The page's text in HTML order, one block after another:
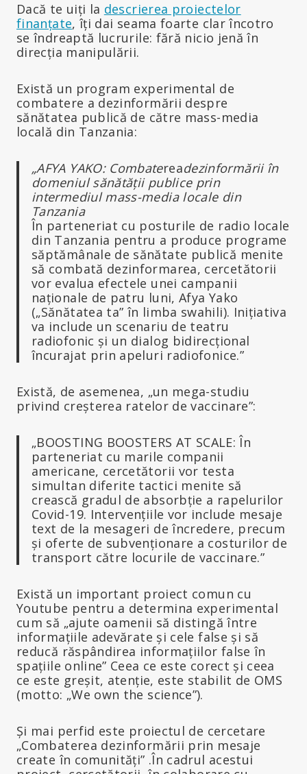
Dacă te uiți la descrierea proiectelor
finanțate, îți dai seama foarte clar încotro
se îndreaptă lucrurile: fără nicio jenă în
direcția manipulării.
Există un program experimental de
combatere a dezinformării despre
sănătatea publică de către mass-media
locală din Tanzania:
„AFYA YAKO: Combatereadezinformării în
domeniul sănătății publice prin
intermediul mass-media locale din
Tanzania
În parteneriat cu posturile de radio locale
din Tanzania pentru a produce programe
săptămânale de sănătate publică menite
să combată dezinformarea, cercetătorii
vor evalua efectele unei campanii
naționale de patru luni, Afya Yako
(„Sănătatea ta” în limba swahili). Inițiativa
va include un scenariu de teatru
radiofonic și un dialog bidirecțional
încurajat prin apeluri radiofonice.”
Există, de asemenea, „un mega-studiu
privind creșterea ratelor de vaccinare”:
„BOOSTING BOOSTERS AT SCALE: În
parteneriat cu marile companii
americane, cercetătorii vor testa
simultan diferite tactici menite să
crească gradul de absorbție a rapelurilor
Covid-19. Intervențiile vor include mesaje
text de la mesageri de încredere, precum
și oferte de subvenționare a costurilor de
transport către locurile de vaccinare.”
Există un important proiect comun cu
Youtube pentru a determina experimental
cum să „ajute oamenii să distingă între
informațiile adevărate și cele false și să
reducă răspândirea informațiilor false în
spațiile online” Ceea ce este corect și ceea
ce este greșit, atenție, este stabilit de OMS
(motto: „We own the science”).
Și mai perfid este proiectul de cercetare
„Combaterea dezinformării prin mesaje
create în comunități” .În cadrul acestui